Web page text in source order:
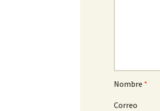
Nombre *
Correo